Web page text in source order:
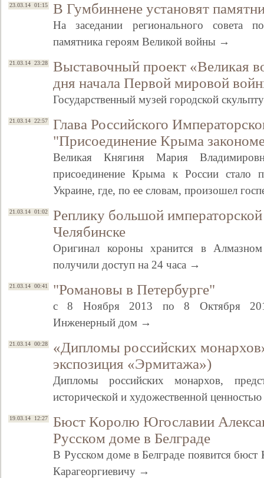
23.03.14 01:15 В Гумбиннене установят
На заседании регионального совета
памятника героям Великой войны →
21.03.14 23:28
Выставочный проект «Великая
дня начала Первой мировой
Государственный музей городской
21.03.14 22:57
Глава Российского
"Присоединение Крыма
Великая Княгиня Мария
присоединение Крыма к России стало
Украине, где, по ее словам, произошел
21.03.14 01:02
Реплику большой
Челябинске
Оригинал короны хранится в
получили доступ на 24 часа →
21.03.14 00:41 "Романовы в Петербурге"
с 8 Ноября 2013 по 8 Октября 2014.
Инженерный дом →
21.03.14 00:28
«Дипломы российских
экспозиция «Эрмитажа»)
Дипломы российских монархов,
исторической и художественной
19.03.14 12:27
Бюст Королю Югославии
Русском доме в Белграде
В Русском доме в Белграде появится
Карагеоргиевичу →